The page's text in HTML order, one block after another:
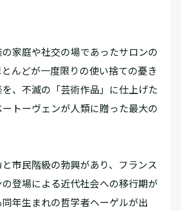
家庭や社交の場であったサロンの
んどが一度限りの使い捨ての憂き
、不滅の「芸術作品」に仕上げた
トーヴェンが人類に贈った最大の
市民階級の勃興があり、フランス
登場による近代社会への移行期が
年生まれの哲学者ヘーゲルが出